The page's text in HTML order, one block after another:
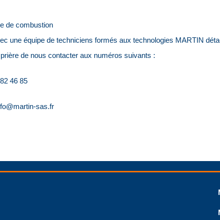
de combustion
une équipe de techniciens formés aux technologies MARTIN
de nous contacter aux numéros suivants :
46 85
sas.fr